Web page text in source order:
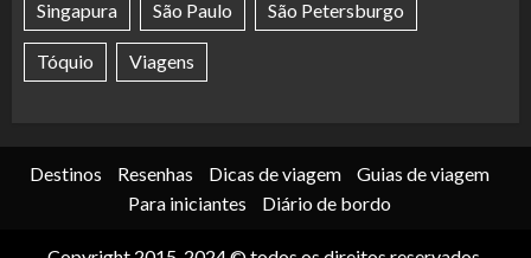
Singapura São Paulo São Petersburgo
Tóquio Viagens
Destinos Resenhas Dicas de viagem
Guias de viagem
Para iniciantes
Diário de bordo